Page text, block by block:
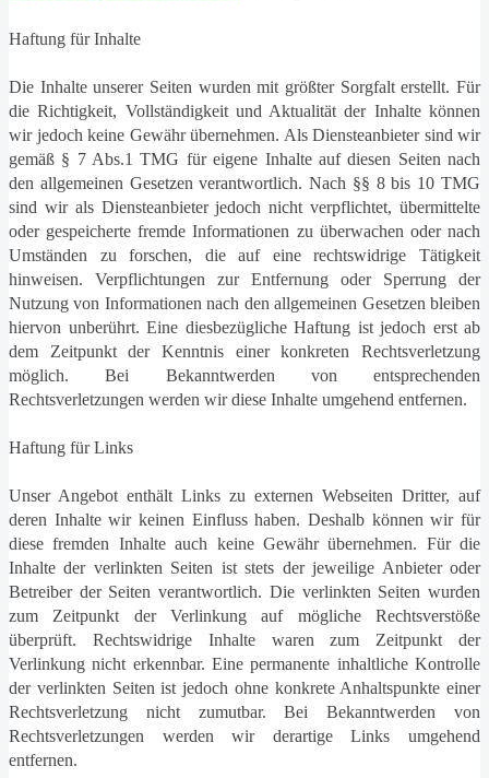
Haftung für Inhalte
Die Inhalte unserer Seiten wurden mit größter Sorgfalt erstellt. Für
die Richtigkeit, Vollständigkeit und Aktualität der Inhalte können
wir jedoch keine Gewähr übernehmen. Als Diensteanbieter sind wir
gemäß § 7 Abs.1 TMG für eigene Inhalte auf diesen Seiten nach
den allgemeinen Gesetzen verantwortlich. Nach §§ 8 bis 10 TMG
sind wir als Diensteanbieter jedoch nicht verpflichtet, übermittelte
oder gespeicherte fremde Informationen zu überwachen oder nach
Umständen zu forschen, die auf eine rechtswidrige Tätigkeit
hinweisen. Verpflichtungen zur Entfernung oder Sperrung der
Nutzung von Informationen nach den allgemeinen Gesetzen bleiben
hiervon unberührt. Eine diesbezügliche Haftung ist jedoch erst ab
dem Zeitpunkt der Kenntnis einer konkreten Rechtsverletzung
möglich. Bei Bekanntwerden von entsprechenden
Rechtsverletzungen werden wir diese Inhalte umgehend entfernen.
Haftung für Links
Unser Angebot enthält Links zu externen Webseiten Dritter, auf
deren Inhalte wir keinen Einfluss haben. Deshalb können wir für
diese fremden Inhalte auch keine Gewähr übernehmen. Für die
Inhalte der verlinkten Seiten ist stets der jeweilige Anbieter oder
Betreiber der Seiten verantwortlich. Die verlinkten Seiten wurden
zum Zeitpunkt der Verlinkung auf mögliche Rechtsverstöße
überprüft. Rechtswidrige Inhalte waren zum Zeitpunkt der
Verlinkung nicht erkennbar. Eine permanente inhaltliche Kontrolle
der verlinkten Seiten ist jedoch ohne konkrete Anhaltspunkte einer
Rechtsverletzung nicht zumutbar. Bei Bekanntwerden von
Rechtsverletzungen werden wir derartige Links umgehend
entfernen.